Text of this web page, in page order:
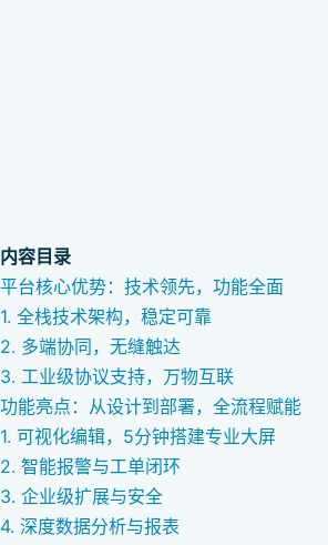
内容目录
平台核心优势：技术领先，功能全面
1. 全栈技术架构，稳定可靠
2. 多端协同，无缝触达
3. 工业级协议支持，万物互联
功能亮点：从设计到部署，全流程赋能
1. 可视化编辑，5分钟搭建专业大屏
2. 智能报警与工单闭环
3. 企业级扩展与安全
4. 深度数据分析与报表